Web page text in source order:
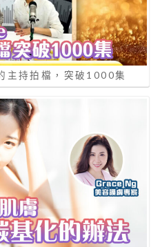
主持拍檔，突破1000集